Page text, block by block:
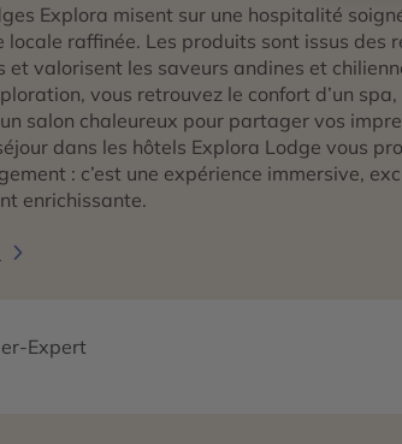
Explora misent sur une hospitalité
locale raffinée. Les produits sont issus des
et valorisent les saveurs andines et
vous retrouvez le confort d’un spa,
salon chaleureux pour partager vos
dans les hôtels Explora Lodge vous
: c’est une expérience immersive,
enrichissante.
Expert